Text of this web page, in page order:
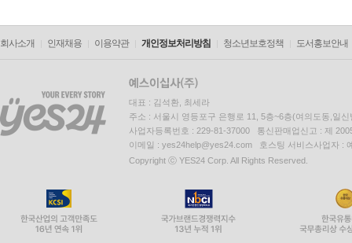
회사소개 인재채용 이용약관 개인정보처리방침 청소년보호정책 도서홍보안내
대표 : 김석환, 최세라
주소 : 서울시 영등포구 은행로 11, 5층~6층(여의도동,일신
사업자등록번호 : 229-81-37000 통신판매업신고 : 제
이메일 : yes24help@yes24.com 호스팅 서비스사업자 :
Copyright ⓒ YES24 Corp. All Rights Reserved.